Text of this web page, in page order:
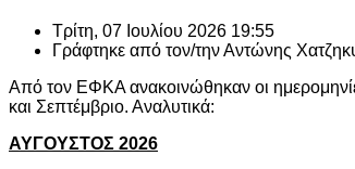
Τρίτη, 07 Ιουλίου 2026 19:55
Γράφτηκε από τον/τηνΑντώνης
Από τον ΕΦΚΑ ανακοινώθηκαν οι
και Σεπτέμβριο. Αναλυτικά:
ΑΥΓΟΥΣΤΟΣ 2026